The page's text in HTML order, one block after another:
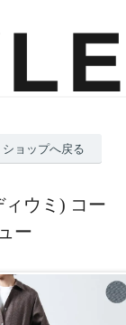
ショップへ戻る
ウミ) コー
ー